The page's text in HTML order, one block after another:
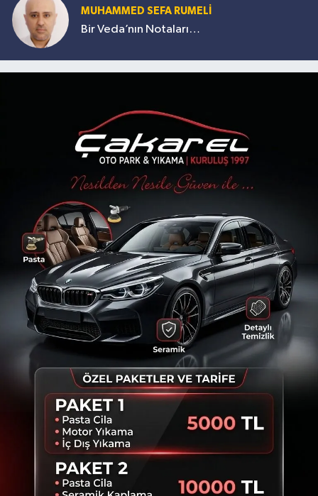
MUHAMMED SEFA RUMELİ
Bir Veda’nın Notaları…